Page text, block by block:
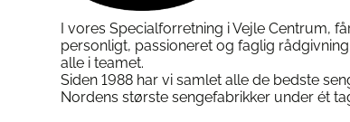
Specifikationer for
Vår:Ægyptisk sandforseret
I vores Specialforretning i Vejle Centrum,
personligt, passioneret og faglig
alle i teamet.
Siden 1988 har vi samlet alle de bedste
Nordens største sengefabrikker under ét